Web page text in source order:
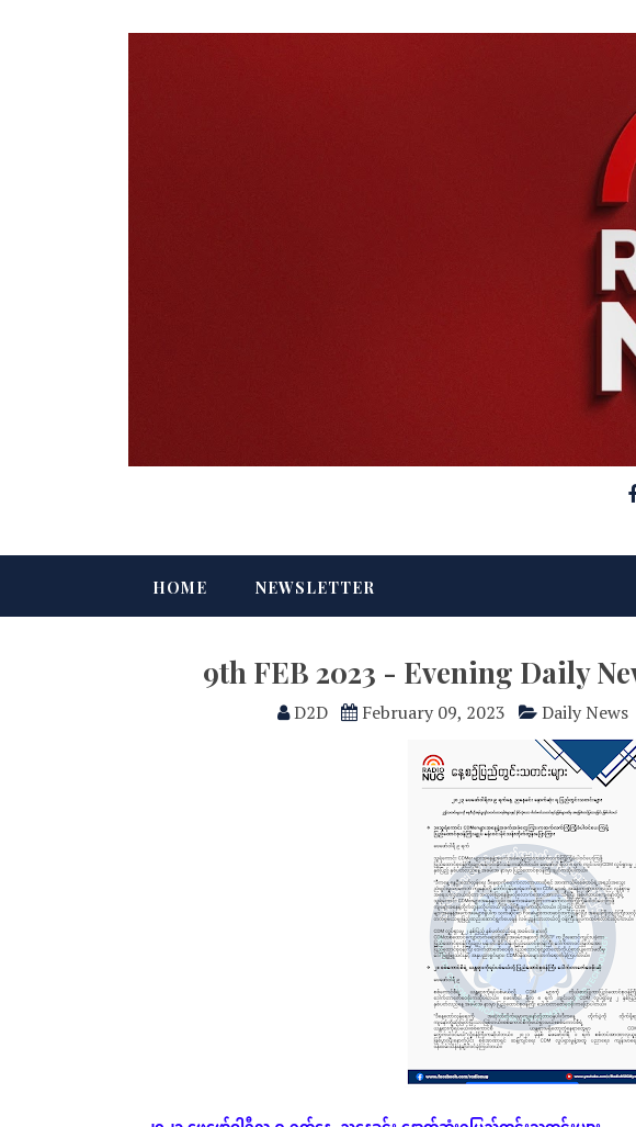
HOME NEWSLETTER
9th FEB 2023 - Evening Daily
D2D February 09, 2023 Daily News